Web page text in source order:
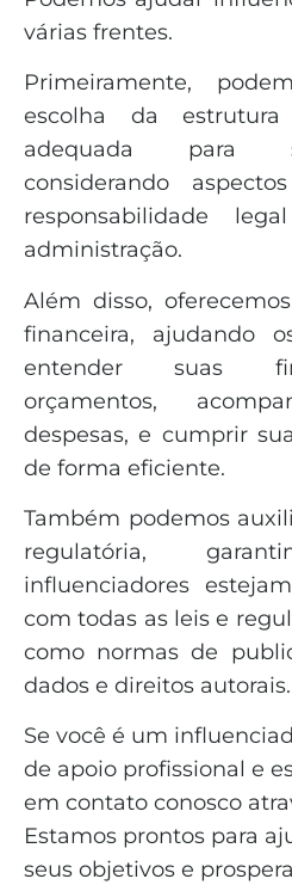
várias frentes.
Primeiramente,
escolha da
adequada para
considerando
responsabilidade
administração.
Além disso,
financeira, ajudando
entender suas
orçamentos,
despesas, e cumprir
de forma eficiente.
Também podemos
regulatória,
influenciadores
com todas as leis e
como normas de
dados e direitos autorais.
Se você é um
de apoio profissional e
em contato conosco
Estamos prontos para
seus objetivos e